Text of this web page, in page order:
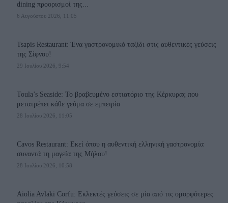
dining προορισμοί της...
6 Αυγούστου 2026, 11:05
Tsapis Restaurant: Ένα γαστρονομικό ταξίδι στις αυθεντικές γεύσεις
της Σίφνου!
29 Ιουλίου 2026, 9:54
Toula’s Seaside: Το βραβευμένο εστιατόριο της Κέρκυρας που
μετατρέπει κάθε γεύμα σε εμπειρία
28 Ιουλίου 2026, 11:05
Cavos Restaurant: Εκεί όπου η αυθεντική ελληνική γαστρονομία
συναντά τη μαγεία της Μήλου!
28 Ιουλίου 2026, 10:58
Aiolia Avlaki Corfu: Εκλεκτές γεύσεις σε μία από τις ομορφότερες